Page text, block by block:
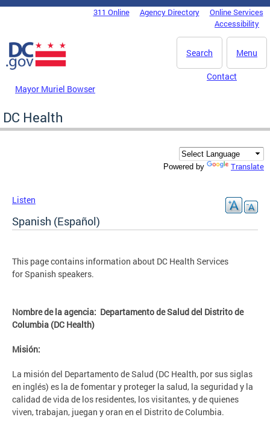
Skip to main content
DC Agency Top Menu311 Online Agency Directory
Online Services
Accessibility
Menu
Search
Mayor Muriel Bowser
Contact
DC Health
Powered by Translate
Listen
Spanish (Español)
This page contains information about DC Health Services
for Spanish speakers.
Nombre de la agencia: Departamento de Salud del Distrito de
Columbia (DC Health)
Misión:
La misión del Departamento de Salud (DC Health, por sus siglas
en inglés) es la de fomentar y proteger la salud, la seguridad y la
calidad de vida de los residentes, los visitantes, y de quienes
viven, trabajan, juegan y oran en el Distrito de Columbia.